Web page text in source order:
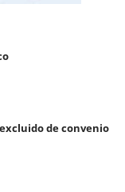
de convenio